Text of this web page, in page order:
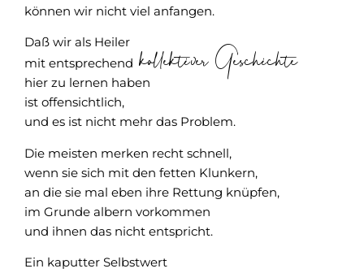
können wir nicht viel anfangen.
Daß wir als Heiler
mit entsprechend kollektiver Geschichte
hier zu lernen haben
ist offensichtlich,
und es ist nicht mehr das Problem.
Die meisten merken recht schnell,
wenn sie sich mit den fetten Klunkern,
an die sie mal eben ihre Rettung knüpfen,
im Grunde albern vorkommen
und ihnen das nicht entspricht.
Ein kaputter Selbstwert